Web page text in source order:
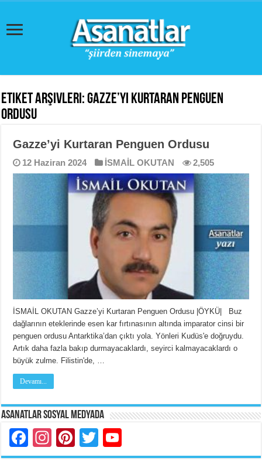
Etiket Arşivleri:Gazze’yi Kurtaran Penguen
Ordusu
Gazze’yi Kurtaran Penguen Ordusu
12 Haziran 2024 İSMAİL OKUTAN 2,505
İSMAİL OKUTAN Gazze’yi Kurtaran Penguen Ordusu |ÖYKÜ| Buz
dağlarının eteklerinde esen kar fırtınasının altında imparator cinsi bir
penguen ordusu Antarktika’dan çıktı yola. Yönleri Kudüs'e doğruydu.
Artık daha fazla bakıp durmayacaklardı, seyirci kalmayacaklardı o
büyük zulme. Filistin'de, …
Devamı...
Asanatlar Sosyal Medyada
Facebook
Instagram
Pinterest
Twitter